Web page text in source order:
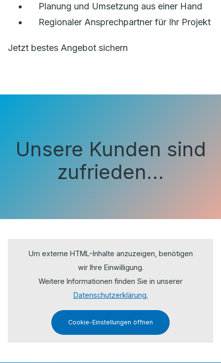
Planung und Umsetzung aus einer Hand
Regionaler Ansprechpartner für Ihr Projekt
Jetzt bestes Angebot sichern
Unsere Kunden sind
zufrieden…
Um externe HTML-Inhalte anzuzeigen, benötigen
wir Ihre Einwilligung.
Weitere Informationen finden Sie in unserer
Datenschutzerklärung.
Cookie-Einstellungen öffnen